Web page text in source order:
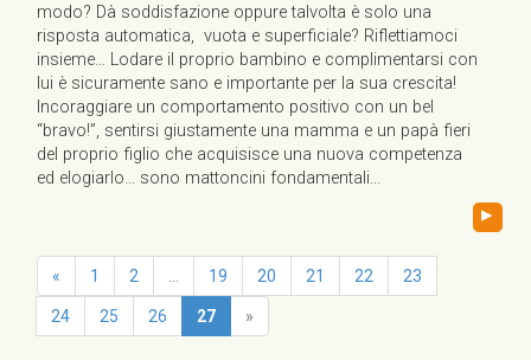
modo? Dà soddisfazione oppure talvolta è solo una
risposta automatica, vuota e superficiale? Riflettiamoci
insieme… Lodare il proprio bambino e complimentarsi con
lui è sicuramente sano e importante per la sua crescita!
Incoraggiare un comportamento positivo con un bel
“bravo!”, sentirsi giustamente una mamma e un papà fieri
del proprio figlio che acquisisce una nuova competenza
ed elogiarlo… sono mattoncini fondamentali...
▸
« 1 2 19 20 21 22 23
24 25 26 27 »